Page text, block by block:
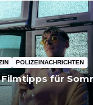
POLIZEINACHRICHTEN
Filmtipps für